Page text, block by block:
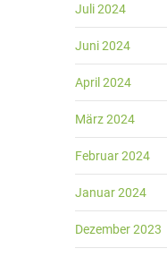
Juli 2024
Juni 2024
April 2024
März 2024
Februar 2024
Januar 2024
Dezember 2023